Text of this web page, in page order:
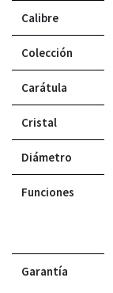
Calibre
Colección
Carátula
Cristal
Diámetro
Funciones
Garantía